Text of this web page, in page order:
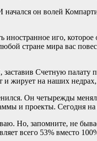
начался он волей
иностранное иго,
стране мира вас
заставив Счетную
жирует на наших недрах,
Он четырежды менял
и проекты. Сегодня на
Но, запомните, не
всего 53% вместо